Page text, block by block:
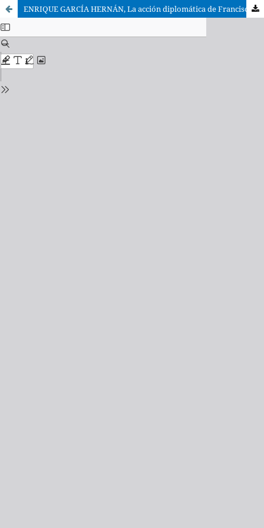
ENRIQUE GARCÍA HERNÁN, La acción diplomática de Francisco de Borja al servicio del Pontificado. 1571-1572